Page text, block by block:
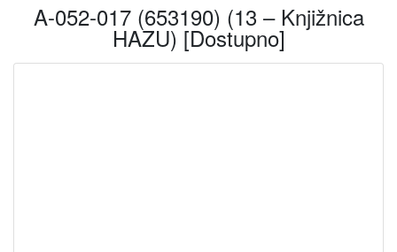
A-052-017 (653190) (13 – Knjižnica
HAZU) [Dostupno]